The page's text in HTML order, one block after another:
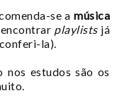
se a música
playlistsjá
la).
nos estudos são os